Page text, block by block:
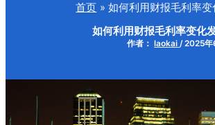
首页 如何利用财报毛利率变
如何利用财报毛利率变化
作者： laokai /2025年